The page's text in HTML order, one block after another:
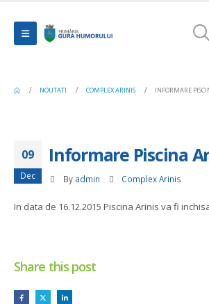
NOUTATI COMPLEX ARINIS INFORMARE
09
Dec
Informare Piscina
By admin Complex Arinis
In data de 16.12.2015 Piscina Arinis va fi
Share this post